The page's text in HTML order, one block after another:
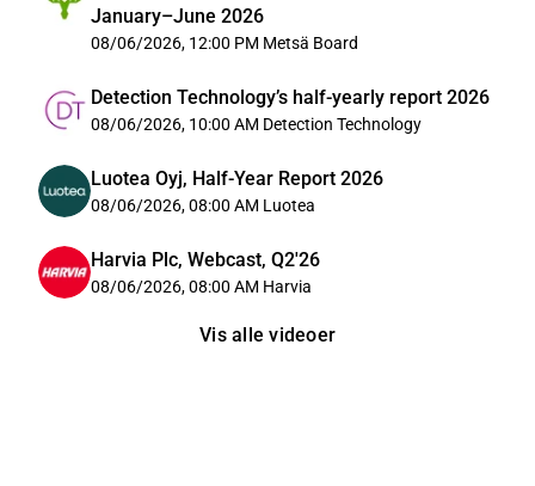
January–June 2026
08/06/2026, 12:00 PM Metsä Board
Detection Technology’s half-yearly report 2026
08/06/2026, 10:00 AM Detection Technology
Luotea Oyj, Half-Year Report 2026
08/06/2026, 08:00 AM Luotea
Harvia Plc, Webcast, Q2'26
08/06/2026, 08:00 AM Harvia
Vis alle videoer